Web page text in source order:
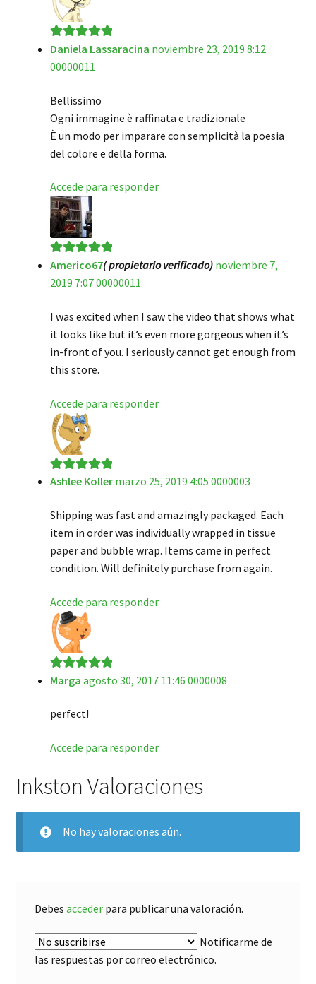
Valorado en5
de 5
Daniela Lassaracina noviembre 23, 2019 8:12
00000011
Bellissimo
Ogni immagine è raffinata e tradizionale
È un modo per imparare con semplicità la poesia
del colore e della forma.
Accede para responder
Valorado en5
de 5
Americo67( propietario verificado) noviembre 7,
2019 7:07 00000011
I was excited when I saw the video that shows what
it looks like but it’s even more gorgeous when it’s
in-front of you. I seriously cannot get enough from
this store.
Accede para responder
Valorado en5
Ashlee Koller marzo 25, 2019 4:05 0000003
Shipping was fast and amazingly packaged. Each
item in order was individually wrapped in tissue
paper and bubble wrap. Items came in perfect
condition. Will definitely purchase from again.
Accede para responder
Valorado en5
Marga agosto 30, 2017 11:46 0000008
perfect!
Accede para responder
Inkston Valoraciones
No hay valoraciones aún.
Debes accederpara publicar una valoración.
Notificarme de
las respuestas por correo electrónico.